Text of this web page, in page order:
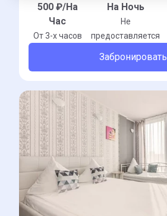
500₽/На
Час
От 3-x часов
На Ночь
Не
предоставляется
Забронировать